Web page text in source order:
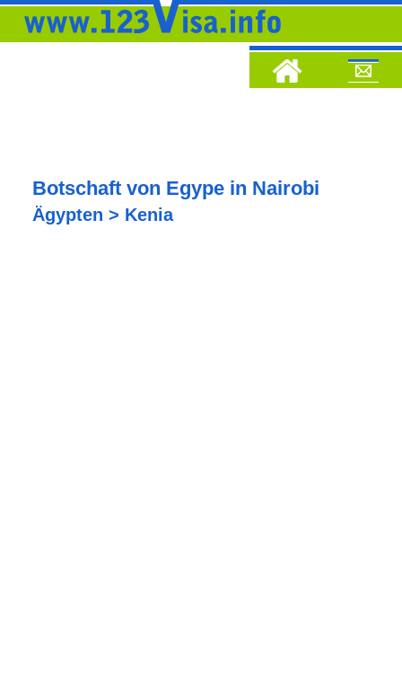
Botschaft von Egype in Nairobi
Ägypten > Kenia